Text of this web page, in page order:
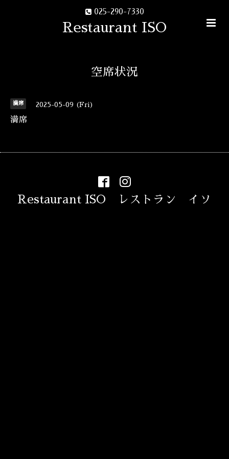
025-290-7330
Restaurant ISO
空席状況
満席 2025-05-09 (Fri)
満席
Restaurant ISO レストラン イソ